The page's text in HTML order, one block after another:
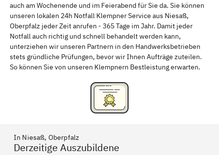
Schweinfurt Passau
Freising Rudelsdorf, Mittelfranken
auch am Wochenende und im Feierabend für Sie da. Sie können
unseren lokalen 24h Notfall Klempner Service aus Niesaß,
Oberpfalz jeder Zeit anrufen - 365 Tage im Jahr. Damit jeder
Notfall auch richtig und schnell behandelt werden kann,
unterziehen wir unseren Partnern in den Handwerksbetrieben
stets gründliche Prüfungen, bevor wir Ihnen Aufträge zuteilen.
So können Sie von unseren Klempnern Bestleistung erwarten.
In Niesaß, Oberpfalz
Derzeitige Auszubildene